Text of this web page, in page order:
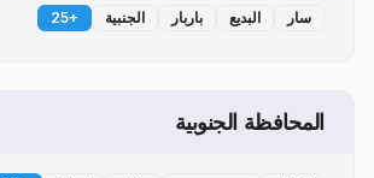
سار البديع باربار الجنبية +
25
المحافظة الجنوبية